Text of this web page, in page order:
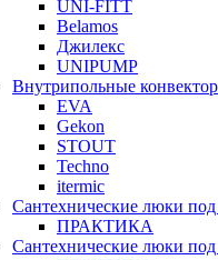
UNI-FITT
Belamos
Джилекс
UNIPUMP
Внутрипольные
EVA
Gekon
STOUT
Techno
itermic
Сантехнические люки
ПРАКТИКА
Сантехнические люки под